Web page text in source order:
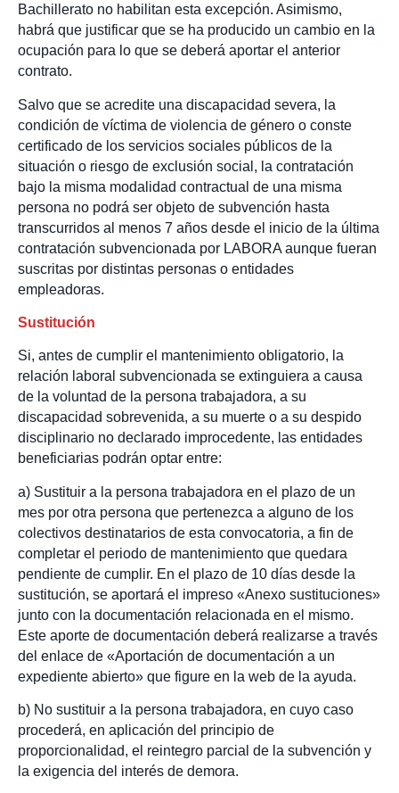
Bachillerato no habilitan esta excepción. Asimismo,
habrá que justificar que se ha producido un cambio en la
ocupación para lo que se deberá aportar el anterior
contrato.
Salvo que se acredite una discapacidad severa, la
condición de víctima de violencia de género o conste
certificado de los servicios sociales públicos de la
situación o riesgo de exclusión social, la contratación
bajo la misma modalidad contractual de una misma
persona no podrá ser objeto de subvención hasta
transcurridos al menos 7 años desde el inicio de la última
contratación subvencionada por LABORA aunque fueran
suscritas por distintas personas o entidades
empleadoras.
Sustitución
Si, antes de cumplir el mantenimiento obligatorio, la
relación laboral subvencionada se extinguiera a causa
de la voluntad de la persona trabajadora, a su
discapacidad sobrevenida, a su muerte o a su despido
disciplinario no declarado improcedente, las entidades
beneficiarias podrán optar entre:
a) Sustituir a la persona trabajadora en el plazo de un
mes por otra persona que pertenezca a alguno de los
colectivos destinatarios de esta convocatoria, a fin de
completar el periodo de mantenimiento que quedara
pendiente de cumplir. En el plazo de 10 días desde la
sustitución, se aportará el impreso «Anexo sustituciones»
junto con la documentación relacionada en el mismo.
Este aporte de documentación deberá realizarse a través
del enlace de «Aportación de documentación a un
expediente abierto» que figure en la web de la ayuda.
b) No sustituir a la persona trabajadora, en cuyo caso
procederá, en aplicación del principio de
proporcionalidad, el reintegro parcial de la subvención y
la exigencia del interés de demora.